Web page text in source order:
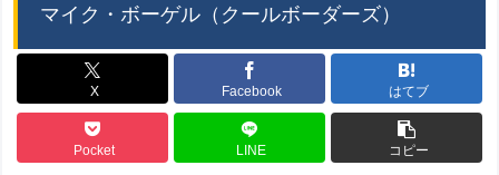
マイク・ボーゲル（クールボーダーズ）
X Facebook はてブ
Pocket LINE コピー